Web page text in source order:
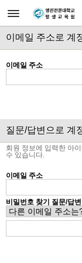
이메일 주소로 계
이메일 주소
질문/답변으로 계
회원 정보에 입력한 아
수 있습니다.
이메일 주소
비밀번호 찾기 질문/답변